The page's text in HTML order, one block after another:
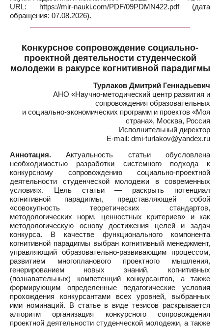
URL: https://mir-nauki.com/PDF/09PDMN422.pdf (дата
обращения: 07.08.2026).
Конкурсное сопровождение социально-
проектной деятельности студенческой
молодежи в ракурсе когнитивной парадигмы
Турлаков Дмитрий Геннадьевич
АНО «Научно-методический центр развития и
сопровождения образовательных
и социально-экономических программ и проектов «Моя
страна», Москва, Россия
Исполнительный директор
E-mail: dmi-turlakov@yandex.ru
Аннотация. Актуальность статьи обусловлена
необходимостью разработки системного подхода к
конкурсному сопровождению социально-проектной
деятельности студенческой молодежи в современных
условиях. Цель статьи — раскрыть потенциал
когнитивной парадигмы, представляющей собой
«совокупность теоретических стандартов,
методологических норм, ценностных критериев» и как
методологическую основу достижения целей и задач
конкурса. В качестве функционального компонента
когнитивной парадигмы выбран когнитивный менеджмент,
управляющий образовательно-развивающим процессом,
развитием многопланового проектного мышления,
генерированием новых знаний, когнитивных
(познавательных) компетенций конкурсантов, а также
формирующим определенные педагогические условия
прохождения конкурсантами всех уровней, выбранных
ими номинаций. В статье в виде тезисов раскрывается
алгоритм организация конкурсного сопровождения
проектной деятельности студенческой молодежи, а также